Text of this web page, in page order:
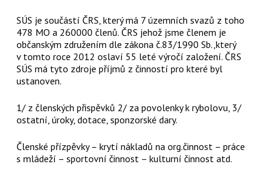
SÚS je součástí ČRS, který má 7 územních svazů z toho
478 MO a 260000 členů. ČRS jehož jsme členem je
občanským združením dle zákona č.83/1990 Sb.,který
v tomto roce 2012 oslaví 55 leté výročí založení. ČRS
SÚS má tyto zdroje příjmů z činností pro které byl
ustanoven.
1/ z členských přispěvků 2/ za povolenky k rybolovu, 3/
ostatní, úroky, dotace, sponzorské dary.
Členské přízpěvky – krytí nákladů na org.činnost – práce
s mládeží – sportovní činnost – kulturní činnost atd.